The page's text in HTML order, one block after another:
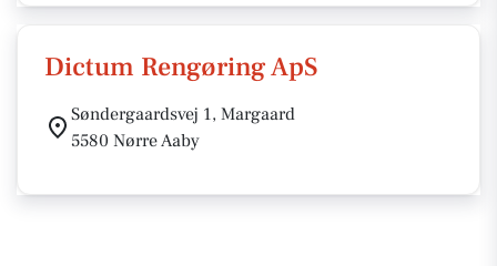
Dictum Rengøring ApS
Søndergaardsvej 1, Margaard
5580 Nørre Aaby